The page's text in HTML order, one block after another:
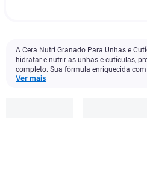
A Cera Nutri Granado Para Unhas e
hidratar e nutrir as unhas e cutículas,
completo. Sua fórmula enriquecida
Ver mais